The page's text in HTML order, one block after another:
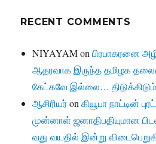
RECENT COMMENTS
NIYAYAMonபிரபாகரனை
ஆதரவாக இருந்த தமிழக
கேட்கவே இல்லை…
ஆசிரியர்onகியூபா நாட்டின்
முன்னாள் ஜனாதிபதியுமான
வது வயதில் இன்று